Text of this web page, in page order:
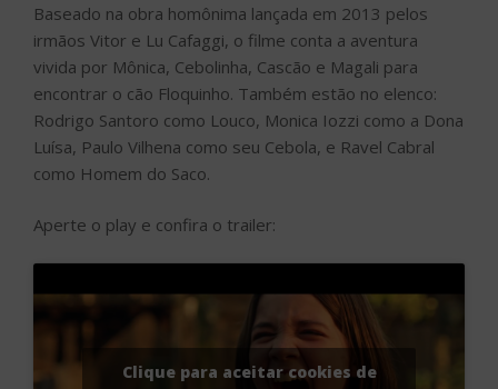
Baseado na obra homônima lançada em 2013 pelos
irmãos Vitor e Lu Cafaggi, o filme conta a aventura
vivida por Mônica, Cebolinha, Cascão e Magali para
encontrar o cão Floquinho. Também estão no elenco:
Rodrigo Santoro como Louco, Monica Iozzi como a Dona
Luísa, Paulo Vilhena como seu Cebola, e Ravel Cabral
como Homem do Saco.
Aperte o play e confira o trailer:
Clique para aceitar cookies de